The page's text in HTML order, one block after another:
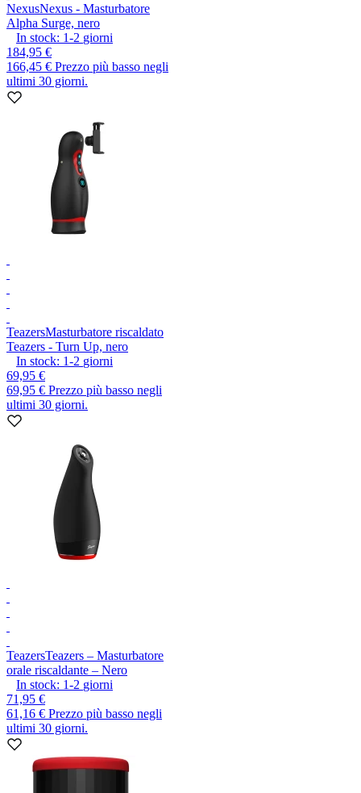
NexusNexus - Masturbatore
Alpha Surge, nero
In stock: 1-2 giorni
184,95 €
166,45 € Prezzo più basso negli
ultimi 30 giorni.
TeazersMasturbatore riscaldato
Teazers - Turn Up, nero
In stock: 1-2 giorni
69,95 €
69,95 € Prezzo più basso negli
ultimi 30 giorni.
TeazersTeazers – Masturbatore
orale riscaldante – Nero
In stock: 1-2 giorni
71,95 €
61,16 € Prezzo più basso negli
ultimi 30 giorni.